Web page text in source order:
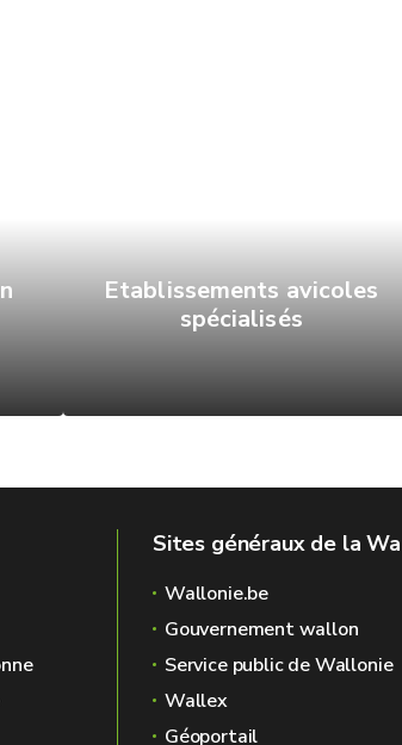
Etablissements avicoles
spécialisés
Sites généraux de la
Wallonie.be
Gouvernement wallon
Service public de Wallonie
Wallex
Géoportail